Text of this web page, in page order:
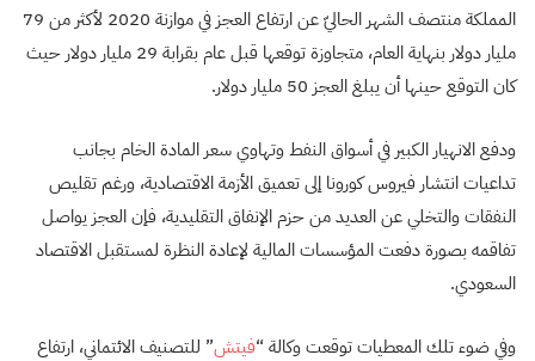
المملكة منتصف الشهر الحاليّ عن ارتفاع العجز في موازنة 2020 لأكثر من 79
مليار دولار بنهاية العام، متجاوزة توقعها قبل عام بقرابة 29 مليار دولار حيث
كان التوقع حينها أن يبلغ العجز 50 مليار دولار.
ودفع الانهيار الكبير في أسواق النفط وتهاوي سعر المادة الخام بجانب
تداعيات انتشار فيروس كورونا إلى تعميق الأزمة الاقتصادية، ورغم تقليص
النفقات والتخلي عن العديد من حزم الإنفاق التقليدية، فإن العجز يواصل
تفاقمه بصورة دفعت المؤسسات المالية لإعادة النظرة لمستقبل الاقتصاد
السعودي.
وفي ضوء تلك المعطيات توقعت وكالة “فيتش” للتصنيف الائتماني، ارتفاع